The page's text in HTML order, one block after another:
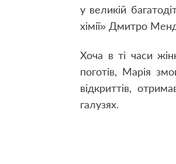
у великій
хімії» Дмитро
Хоча в ті часи
поготів, Марія
відкриттів,
галузях.